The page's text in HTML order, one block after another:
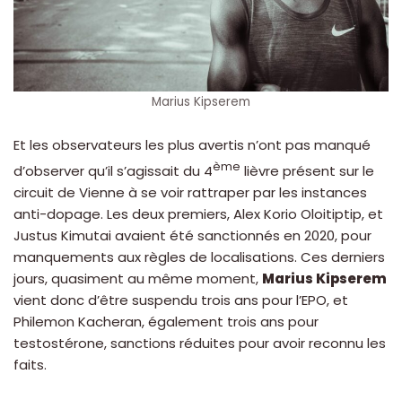
Marius Kipserem
Et les observateurs les plus avertis n’ont pas manqué
d’observer qu’il s’agissait du 4ème lièvre présent sur le
circuit de Vienne à se voir rattraper par les instances
anti-dopage. Les deux premiers, Alex Korio Oloitiptip, et
Justus Kimutai avaient été sanctionnés en 2020, pour
manquements aux règles de localisations. Ces derniers
jours, quasiment au même moment, Marius Kipserem
vient donc d’être suspendu trois ans pour l’EPO, et
Philemon Kacheran, également trois ans pour
testostérone, sanctions réduites pour avoir reconnu les
faits.